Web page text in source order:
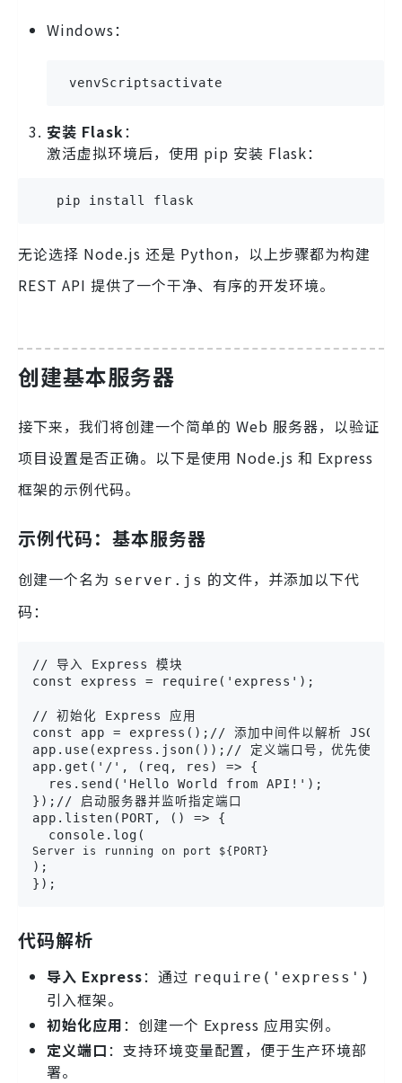
Windows：
venvScriptsactivate
安装 Flask：
激活虚拟环境后，使用 pip 安装 Flask：
   pip install flask
无论选择 Node.js 还是 Python，以上步骤都为构建
REST API 提供了一个干净、有序的开发环境。
创建基本服务器
接下来，我们将创建一个简单的 Web 服务器，以验证
项目设置是否正确。以下是使用 Node.js 和 Express
框架的示例代码。
示例代码：基本服务器
创建一个名为 server.js 的文件，并添加以下代
码：
// 导入 Express 模块
const express = require('express');
// 初始化 Express 应用
const app = express();// 添加中间件以解析 JSON 请
app.use(express.json());// 定义端口号，优先使用环
app.get('/', (req, res) => {
  res.send('Hello World from API!');
});// 启动服务器并监听指定端口
app.listen(PORT, () => {
  console.log(
Server is running on port ${PORT}
);
});
代码解析
导入 Express：通过 require('express')
引入框架。
初始化应用：创建一个 Express 应用实例。
定义端口：支持环境变量配置，便于生产环境部
署。